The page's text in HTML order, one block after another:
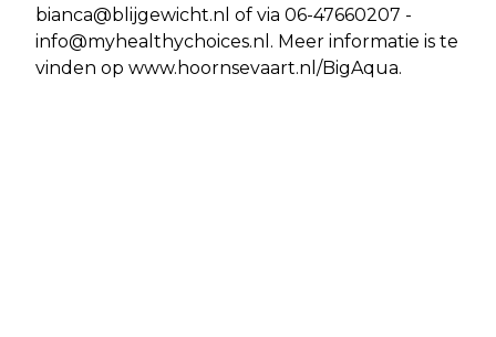
bianca@blijgewicht.nl of via 06-47660207 -
info@myhealthychoices.nl . Meer informatie is te
vinden op www.hoornsevaart.nl/BigAqua.